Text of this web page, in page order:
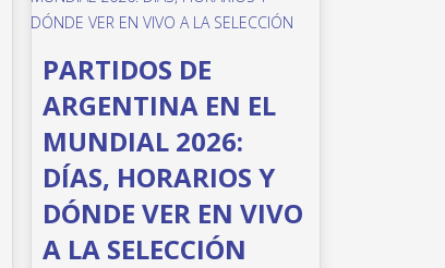
PARTIDOS DE
ARGENTINA EN EL
MUNDIAL 2026:
DÍAS, HORARIOS Y
DÓNDE VER EN VIVO
A LA SELECCIÓN